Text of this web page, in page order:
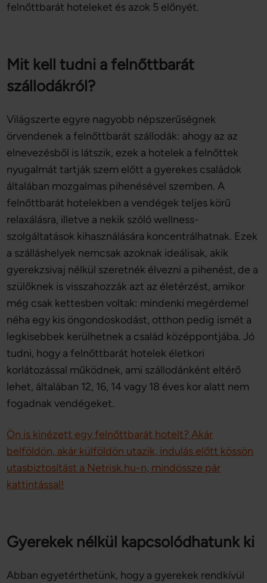
felnőttbarát hoteleket és azok 5 előnyét.
Mit kell tudni a felnőttbarát
szállodákról?
Világszerte egyre nagyobb népszerűségnek
örvendenek a felnőttbarát szállodák: ahogy az az
elnevezésből is látszik, ezek a hotelek a felnőttek
nyugalmát tartják szem előtt a gyerekes családok
általában mozgalmas pihenésével szemben. A
felnőttbarát hotelekben a vendégek teljes körű
relaxálásra, illetve a nekik szóló wellness-
szolgáltatások kihasználására koncentrálhatnak. Ezek
a szálláshelyek nemcsak azoknak ideálisak, akik
gyerekzsivaj nélkül szeretnék élvezni a pihenést, de a
szülőknek is visszahozzák azt az életérzést, amikor
még csak kettesben voltak: mindenki megérdemel
néha egy kis öngondoskodást, otthon pedig ismét a
legkisebbek kerülhetnek a család középpontjába. Jó
tudni, hogy a felnőttbarát hotelek életkori
korlátozással működnek, ami szállodánként eltérő
lehet, általában 12, 16, 14 vagy 18 éves kor alatt nem
fogadnak vendégeket.
Ön is kinézett egy felnőttbarát hotelt? Akár
belföldön, akár külföldön utazik, indulás előtt kössön
utasbiztosítást a Netrisk.hu-n, mindössze pár
kattintással!
Gyerekek nélkül kapcsolódhatunk ki
Abban egyetérthetünk, hogy a gyerekek rendkívül